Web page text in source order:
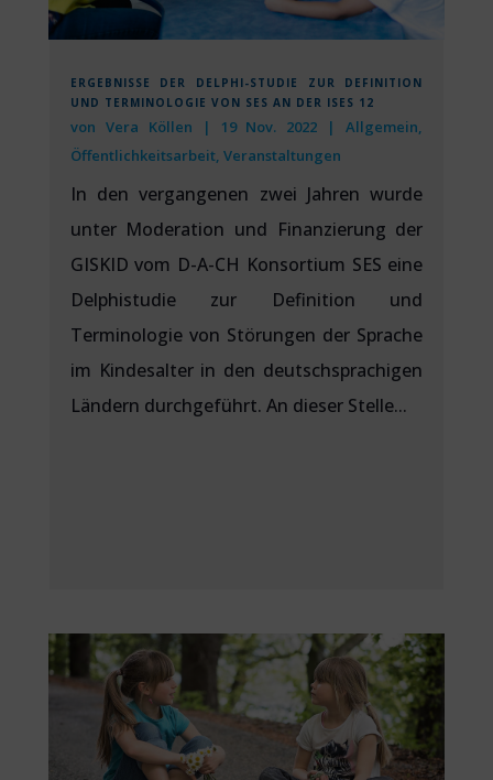
ERGEBNISSE DER DELPHI-STUDIE ZUR DEFINITION
UND TERMINOLOGIE VON SES AN DER ISES 12
von Vera Köllen | 19 Nov. 2022 |Allgemein,
Öffentlichkeitsarbeit, Veranstaltungen
In den vergangenen zwei Jahren wurde
unter Moderation und Finanzierung der
GISKID vom D-A-CH Konsortium SES eine
Delphistudie zur Definition und
Terminologie von Störungen der Sprache
im Kindesalter in den deutschsprachigen
Ländern durchgeführt. An dieser Stelle...